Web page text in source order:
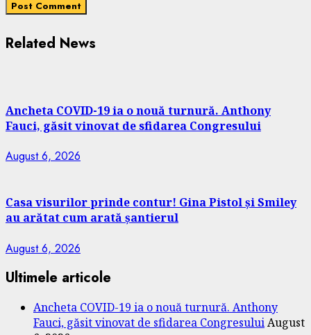
Related News
Ancheta COVID-19 ia o nouă turnură. Anthony
Fauci, găsit vinovat de sfidarea Congresului
August 6, 2026
Casa visurilor prinde contur! Gina Pistol și Smiley
au arătat cum arată șantierul
August 6, 2026
Ultimele articole
Ancheta COVID-19 ia o nouă turnură. Anthony
Fauci, găsit vinovat de sfidarea CongresuluiAugust